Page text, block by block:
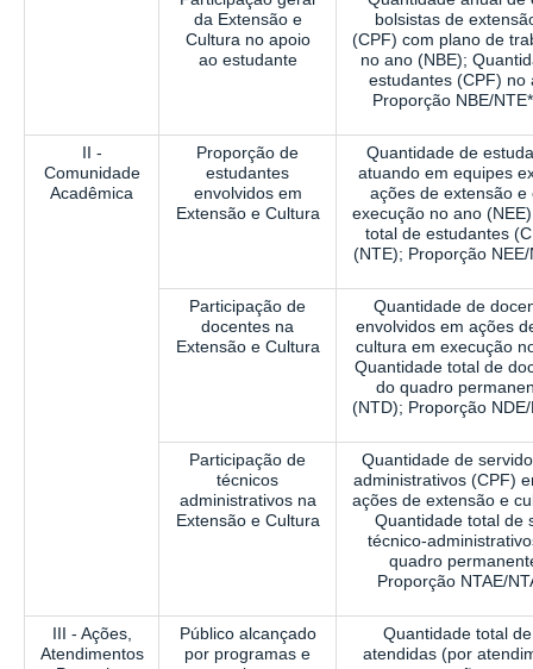
da Extensão e
Cultura no apoio
ao estudante
bolsistas de
(CPF) com plano de
no ano (NBE);
estudantes (CPF) no
Proporção NBE/
II -
Comunidade
Acadêmica
Proporção de
estudantes
envolvidos em
Extensão e Cultura
Quantidade de
atuando em equipes
ações de extensão e
execução no ano
total de estudantes
(NTE); Proporção
Participação de
docentes na
Extensão e Cultura
Quantidade de
envolvidos em ações
cultura em execução
Quantidade total de
do quadro
(NTD); Proporção
Participação de
técnicos
administrativos na
Extensão e Cultura
Quantidade de
administrativos (CPF)
ações de extensão e
Quantidade total de
técnico-
quadro
Proporção NTAE/
III - Ações,
Atendimentos
Público alcançado
por programas e
Quantidade total
atendidas (por